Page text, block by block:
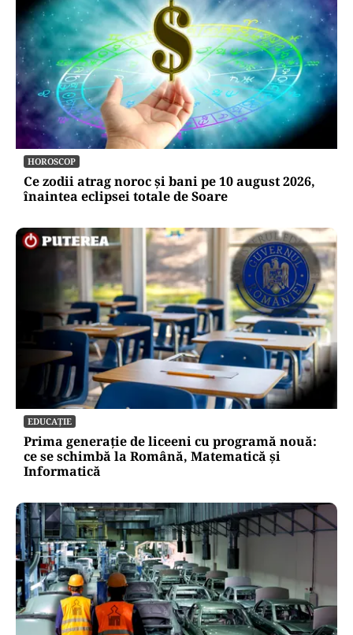
HOROSCOP
Ce zodii atrag noroc și bani pe 10 august 2026,
înaintea eclipsei totale de Soare
EDUCAȚIE
Prima generație de liceeni cu programă nouă:
ce se schimbă la Română, Matematică și
Informatică